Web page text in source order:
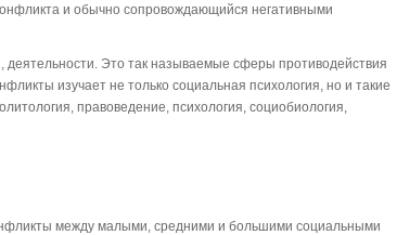
и обычно сопровождающийся негативными
Это так называемые сферы противодействия
изучает не только социальная психология, но и такие
правоведение, психология, социобиология,
между малыми, средними и большими социальными